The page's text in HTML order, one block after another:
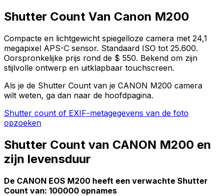
Shutter Count Van Canon M200
Compacte en lichtgewicht spiegelloze camera met 24,1
megapixel APS-C sensor. Standaard ISO tot 25.600.
Oorspronkelijke prijs rond de $ 550. Bekend om zijn
stijlvolle ontwerp en uitklapbaar touchscreen.
Als je de Shutter Count van je CANON M200 camera
wilt weten, ga dan naar de hoofdpagina.
Shutter count of EXIF-metagegevens van de foto
opzoeken
Shutter Count van CANON M200 en
zijn levensduur
De CANON EOS M200 heeft een verwachte Shutter
Count van: 100000 opnames